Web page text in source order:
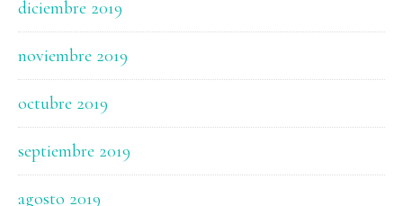
diciembre 2019
noviembre 2019
octubre 2019
septiembre 2019
agosto 2019